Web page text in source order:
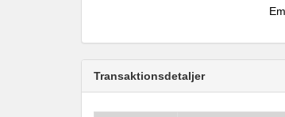
Transaktionsdetaljer